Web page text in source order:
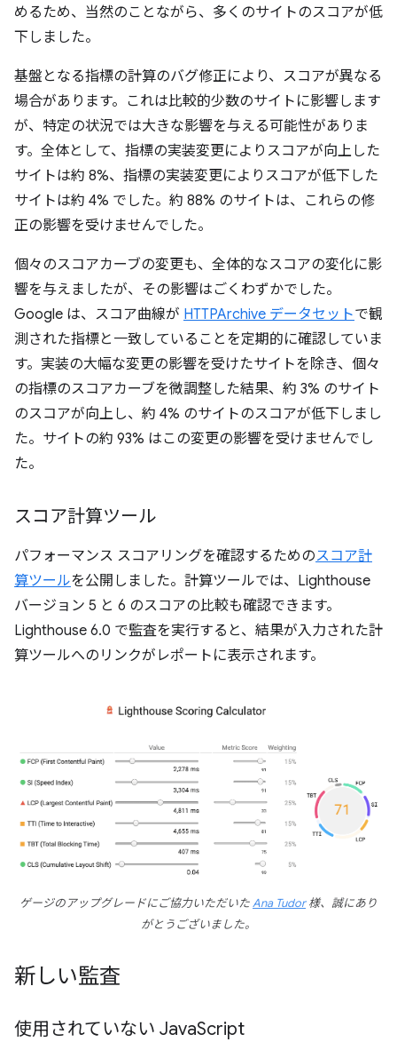
めるため、当然のことながら、多くのサイトのスコアが低
下しました。
基盤となる指標の計算のバグ修正により、スコアが異なる
場合があります。これは比較的少数のサイトに影響します
が、特定の状況では大きな影響を与える可能性がありま
す。全体として、指標の実装変更によりスコアが向上した
サイトは約 8%、指標の実装変更によりスコアが低下した
サイトは約 4% でした。約 88% のサイトは、これらの修
正の影響を受けませんでした。
個々のスコアカーブの変更も、全体的なスコアの変化に影
響を与えましたが、その影響はごくわずかでした。
Google は、スコア曲線が HTTPArchive データセットで観
測された指標と一致していることを定期的に確認していま
す。実装の大幅な変更の影響を受けたサイトを除き、個々
の指標のスコアカーブを微調整した結果、約 3% のサイト
のスコアが向上し、約 4% のサイトのスコアが低下しまし
た。サイトの約 93% はこの変更の影響を受けませんでし
た。
スコア計算ツール
パフォーマンス スコアリングを確認するためのスコア計
算ツールを公開しました。計算ツールでは、Lighthouse
バージョン 5 と 6 のスコアの比較も確認できます。
Lighthouse 6.0 で監査を実行すると、結果が入力された計
算ツールへのリンクがレポートに表示されます。
ゲージのアップグレードにご協力いただいたAna Tudor様、誠にあり
がとうございました。
新しい監査
使用されていない JavaScript